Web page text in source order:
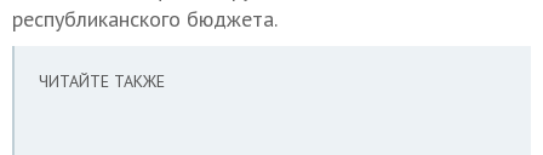
республиканского бюджета.
ЧИТАЙТЕ ТАКЖЕ